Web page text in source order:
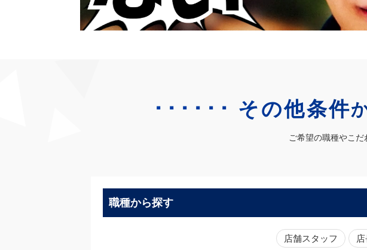
･･････ その他条件
ご希望の職種やこだ
職種から探す
店舗スタッフ